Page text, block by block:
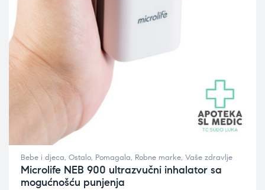
Bebe i djeca, Ostalo, Pomagala, Robne marke, Vaše zdravlje
Microlife NEB 900 ultrazvučni inhalator sa
mogućnošću punjenja